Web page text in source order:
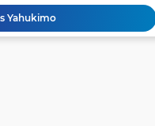
Yahukimo
Respons Cepat Laporan Masyarakat, Satlantas Polres Pasuruan Kota Atasi Kemacetan di Exit Tol Sutojayan